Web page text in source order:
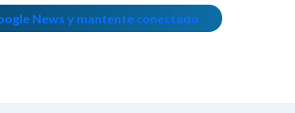
News y mantente conectado